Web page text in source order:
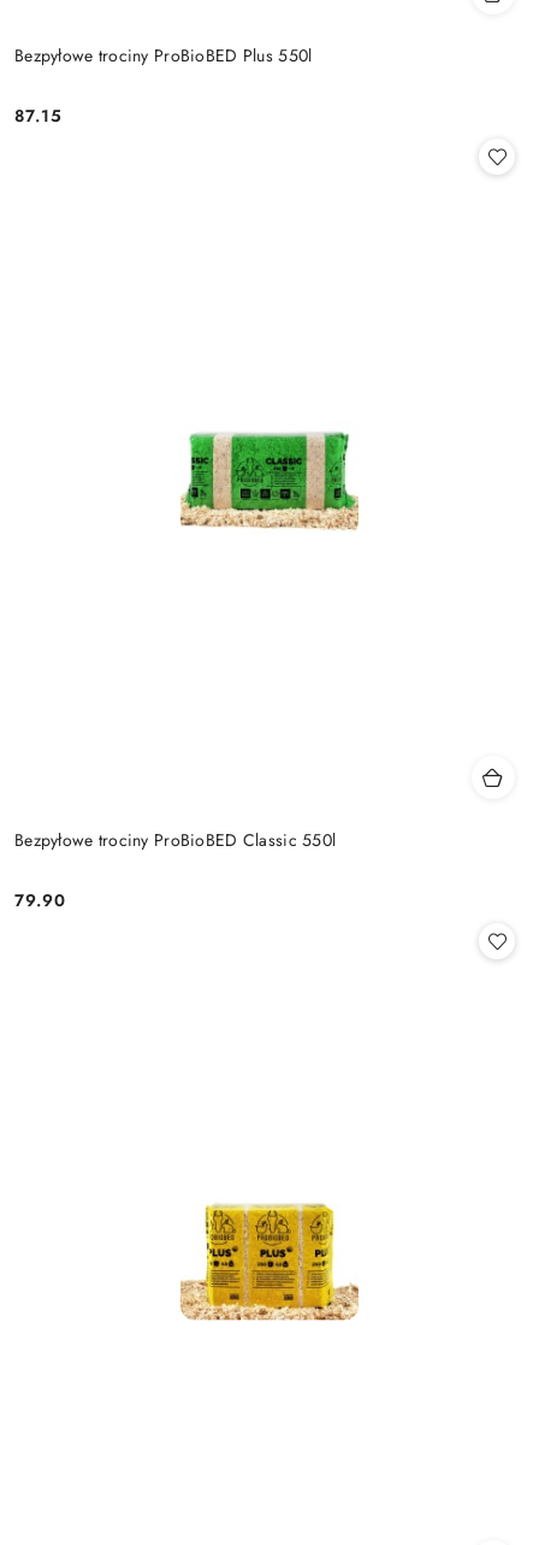
Bezpyłowe trociny ProBioBED Plus 550l
Cena:
87.15
Bezpyłowe trociny ProBioBED Classic 550l
Cena:
79.90